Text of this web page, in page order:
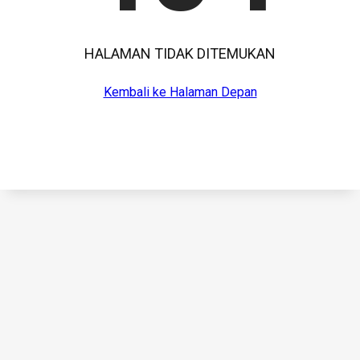
HALAMAN TIDAK DITEMUKAN
Kembali ke Halaman Depan